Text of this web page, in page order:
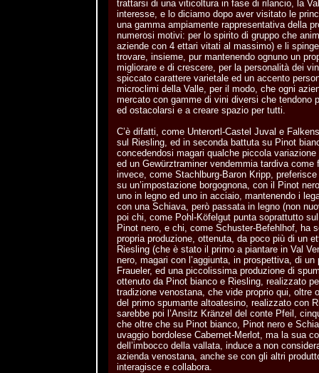
trattarsi di una viticoltura in fase di rilancio, la
interesse, e lo diciamo dopo aver visitato le
una gamma ampiamente rappresentativa della
numerosi motivi: per lo spirito di gruppo che
aziende con 4 ettari vitati al massimo) e li
trovare, insieme, pur mantenendo ognuno un
migliorare e di crescere, per la personalità dei
spiccato carattere varietale ed un accento
microclimi della Valle, per il modo, che ogni
mercato con gamme di vini diversi che tendono
ed ostacolarsi e a creare spazio per tutti.
C’è difatti, come Unterortl-Castel Juval e
sul Riesling, ed in seconda battuta su Pinot
concedendosi magari qualche piccola
ed un Gewürztraminer vendemmia tardiva come
invece, come Stachlburg-Baron Kripp,
su un’impostazione borgognona, con il Pinot
uno in legno ed uno in acciaio, mantenendo i
con una Schiava, però passata in legno (non
poi chi, come Pohl-Köfelgut punta soprattutto
Pinot nero, e chi, come Schuster-Befehlhof, ha
propria produzione, ottenuta, da poco più di un
Riesling (che è stato il primo a piantare in Val
nero, magari con l’aggiunta, in prospettiva, di un
Fraueler, ed una piccolissima produzione di
ottenuto da Pinot bianco e Riesling, realizzato
tradizione venostana, che vide proprio qui, oltre
del primo spumante altoatesino, realizzato con
sarebbe poi l’Ansitz Kränzel del conte Pfeil,
che oltre che su Pinot bianco, Pinot nero e
uvaggio bordolese Cabernet-Merlot, ma la sua
dell’imbocco della vallata, induce a non
azienda venostana, anche se con gli altri
interagisce e collabora.